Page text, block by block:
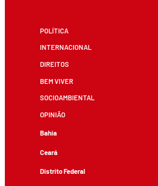
POLÍTICA
INTERNACIONAL
DIREITOS
BEM VIVER
SOCIOAMBIENTAL
OPINIÃO
Bahia
Ceará
Distrito Federal